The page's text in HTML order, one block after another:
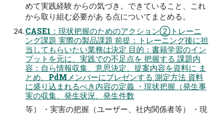
めて実践経験 からの気づき。できていること、これ
から取り組む必要があ る点についてまとめる。
CASE1：現状把握のためのアクション②トレーニ
ング課題 実際の製品課題 前提：トレーニング後に担
当してもらいたい業務は決定 目的：書籍学習のイン
プットを元に、実践での不足点を 把握する 課題内
容：自ら情報収集、意思決定、提案内容を資料に ま
とめ、PdMメンバーにプレゼンする 測定⽅法 資料
に盛り込まれるべき内容の定義 ・現状把握（発生事
実の収集、発生状況、発生件数
等） ・実害の把握（ユーザー、社内関係者等） ・現